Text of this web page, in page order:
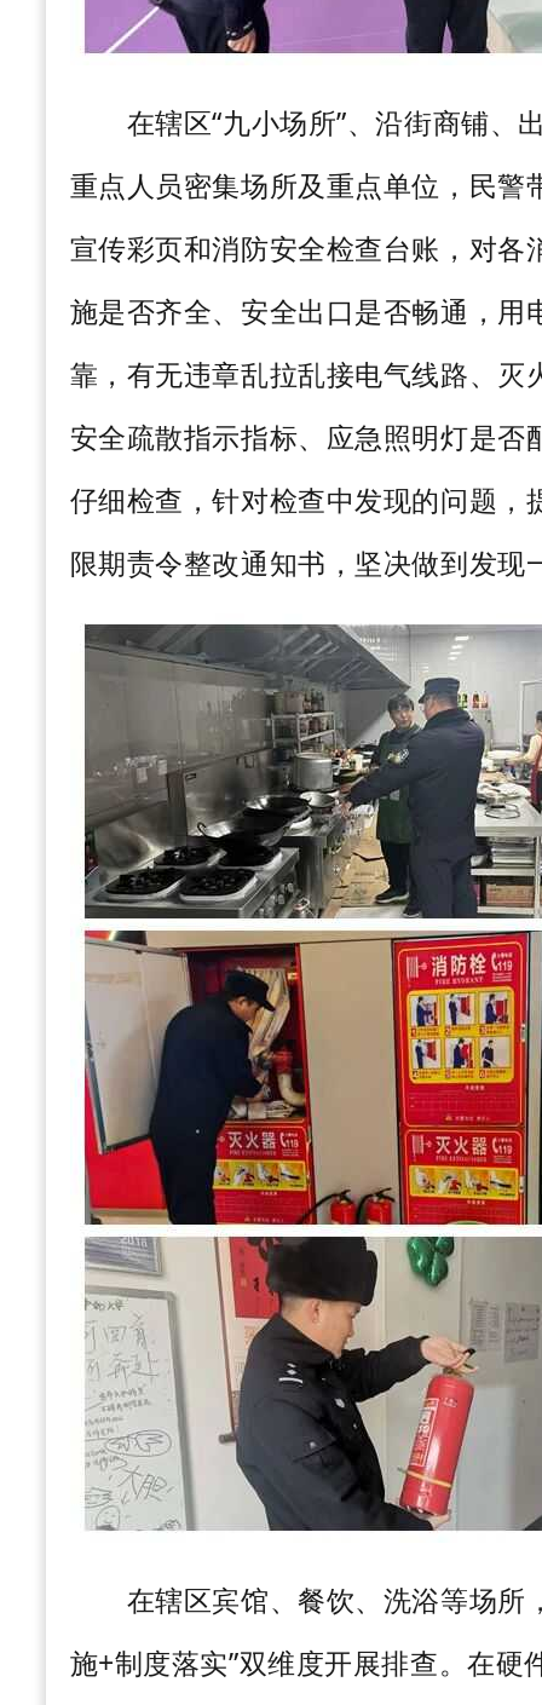
在辖区“九小场所”、沿街商铺、
重点人员密集场所及重点单位，民警
宣传彩页和消防安全检查台账，对各
施是否齐全、安全出口是否畅通，用
靠，有无违章乱拉乱接电气线路、灭
安全疏散指示指标、应急照明灯是否
仔细检查，针对检查中发现的问题，
限期责令整改通知书，坚决做到发现
在辖区宾馆、餐饮、洗浴等场所
施+制度落实”双维度开展排查。在硬